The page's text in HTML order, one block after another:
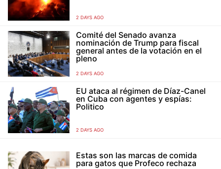
2 DAYS AGO
Comité del Senado avanza
nominación de Trump para fiscal
general antes de la votación en el
pleno
2 DAYS AGO
EU ataca al régimen de Díaz-Canel
en Cuba con agentes y espías:
Politico
2 DAYS AGO
Estas son las marcas de comida
para gatos que Profeco rechaza